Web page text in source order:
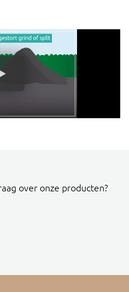
over onze producten?